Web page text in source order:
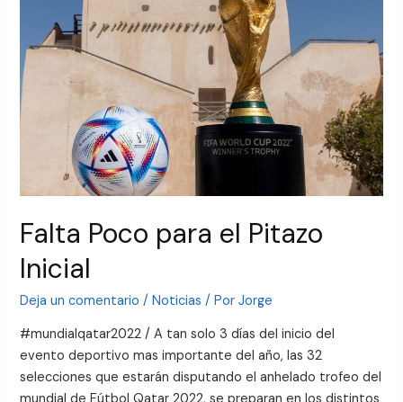
Falta Poco para el Pitazo
Inicial
Deja un comentario /Noticias / PorJorge
#mundialqatar2022 / A tan solo 3 días del inicio del
evento deportivo mas importante del año, las 32
selecciones que estarán disputando el anhelado trofeo del